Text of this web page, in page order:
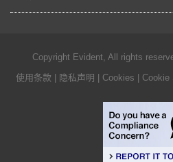
Copyright Evident, All rights
使用条款
隐私声明 Cookies Cookie